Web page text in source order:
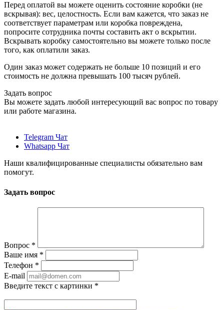
Перед оплатой вы можете оценить состояние коробки (не
вскрывая): вес, целостность. Если вам кажется, что заказ не
соответствует параметрам или коробка повреждена,
попросите сотрудника почты составить акт о вскрытии.
Вскрывать коробку самостоятельно вы можете только после
того, как оплатили заказ.
Один заказ может содержать не больше 10 позиций и его
стоимость не должна превышать 100 тысяч рублей.
Задать вопрос
Вы можете задать любой интересующий вас вопрос по товару
или работе магазина.
Telegram Чат
Whatsapp Чат
Наши квалифицированные специалисты обязательно вам
помогут.
Задать вопрос
Вопрос *
Ваше имя *
Телефон *
E-mail
Введите текст с картинки *